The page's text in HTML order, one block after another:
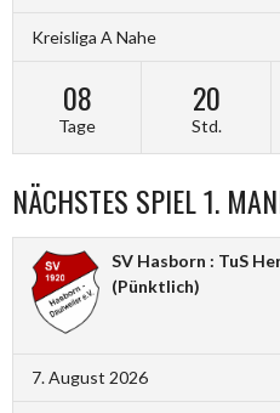
Kreisliga A Nahe
08
Tage
20
Std.
NÄCHSTES SPIEL 1.
SV Hasborn : TuS
(Pünktlich)
7. August 2026